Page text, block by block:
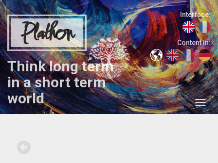
Plathon
Think long term
in a short term
world
Interface:
Content in: